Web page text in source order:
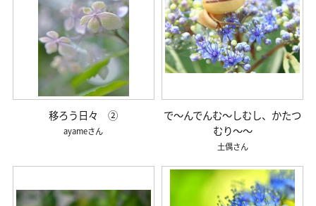
移ろう日々 ②
ayame
で～んでんむ～しむし、かたつ
むり～～
土偶